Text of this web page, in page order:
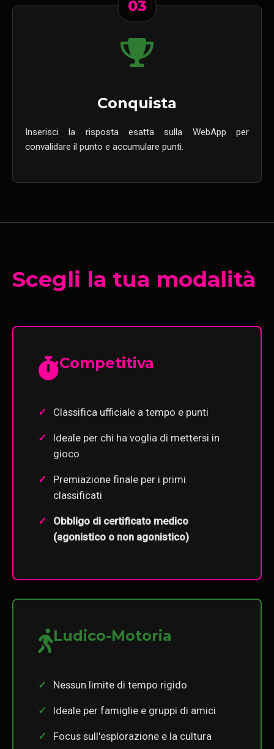
03
Conquista
Inserisci la risposta esatta sulla WebApp per
convalidare il punto e accumulare punti.
Scegli la tua modalità
Competitiva
Classifica ufficiale a tempo e punti
Ideale per chi ha voglia di mettersi in
gioco
Premiazione finale per i primi
classificati
Obbligo di certificato medico
(agonistico o non agonistico)
Ludico-Motoria
Nessun limite di tempo rigido
Ideale per famiglie e gruppi di amici
Focus sull'esplorazione e la cultura